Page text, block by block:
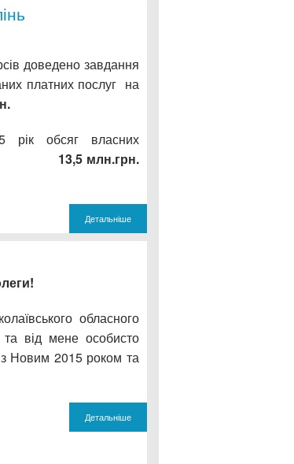
доведено завдання
платних послуг на
обсяг власних
13,5 млн.грн.
Детальніше
!
обласного
та від мене особисто
Новим 2015 роком та
Детальніше